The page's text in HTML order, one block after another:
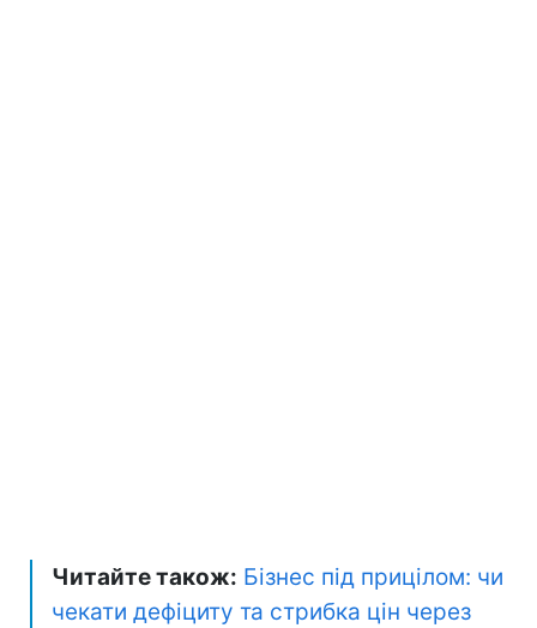
Читайте також: Бізнес під прицілом: чи
чекати дефіциту та стрибка цін через